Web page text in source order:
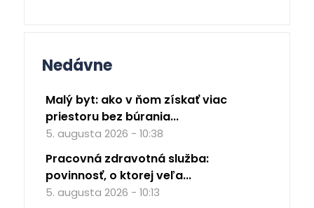
Nedávne
Malý byt: ako v ňom získať viac
priestoru bez búrania...
5. augusta 2026 - 10:38
Pracovná zdravotná služba:
povinnosť, o ktorej veľa...
5. augusta 2026 - 10:13